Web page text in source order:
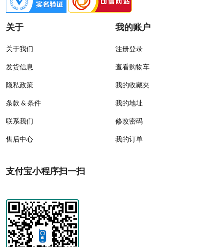
关于
关于我们
发货信息
隐私政策
条款 & 条件
联系我们
售后中心
我的账户
注册登录
查看购物车
我的收藏夹
我的地址
修改密码
我的订单
支付宝小程序扫一扫